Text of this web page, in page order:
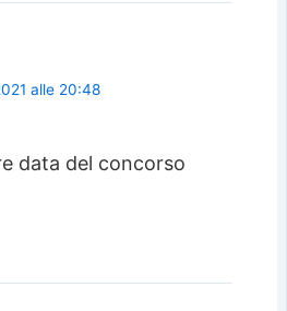
alle 20:48
data del concorso